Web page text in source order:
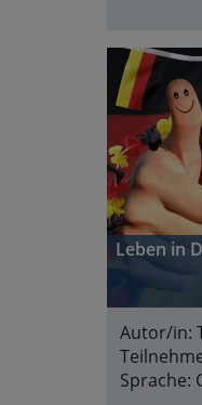
Leben in
Autor/in:
Sprache: